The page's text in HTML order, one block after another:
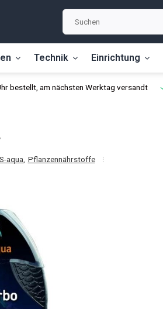
Technik Einrichtung
bestellt, am nächsten Werktag versandt
aqua Pflanzennährstoffe